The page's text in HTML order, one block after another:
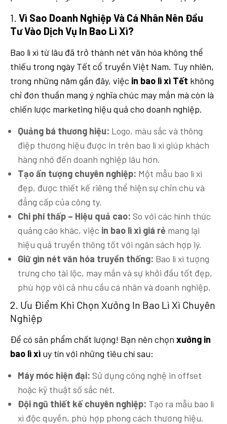
1. Vì Sao Doanh Nghiệp Và Cá Nhân Nên Đầu
Tư Vào Dịch Vụ In Bao Lì Xì?
Bao lì xì từ lâu đã trở thành nét văn hóa không thể
thiếu trong ngày Tết cổ truyền Việt Nam. Tuy nhiên,
trong những năm gần đây, việc in bao lì xì Tết không
chỉ đơn thuần mang ý nghĩa chúc may mắn mà còn là
chiến lược marketing hiệu quả cho doanh nghiệp.
Quảng bá thương hiệu: Logo, màu sắc và thông
điệp thương hiệu được in trên bao lì xì giúp khách
hàng nhớ đến doanh nghiệp lâu hơn.
Tạo ấn tượng chuyên nghiệp: Một mẫu bao lì xì
đẹp, được thiết kế riêng thể hiện sự chỉn chu và
đẳng cấp của công ty.
Chi phí thấp – Hiệu quả cao: So với các hình thức
quảng cáo khác, việc in bao lì xì giá rẻ mang lại
hiệu quả truyền thông tốt với ngân sách hợp lý.
Giữ gìn nét văn hóa truyền thống: Bao lì xì tượng
trưng cho tài lộc, may mắn và sự khởi đầu tốt đẹp,
phù hợp với cả nhu cầu cá nhân và doanh nghiệp.
2. Ưu Điểm Khi Chọn Xưởng In Bao Lì Xì Chuyên
Nghiệp
Để có sản phẩm chất lượng! Bạn nên chọn xưởng in
bao lì xì uy tín với những tiêu chí sau:
Máy móc hiện đại: Sử dụng công nghệ in offset
hoặc kỹ thuật số sắc nét.
Đội ngũ thiết kế chuyên nghiệp: Tạo ra mẫu bao lì
xì độc quyền, phù hợp phong cách thương hiệu.